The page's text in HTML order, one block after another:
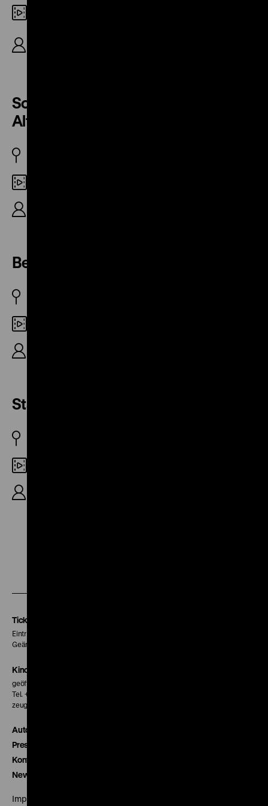
Sozialistische Rekonstruktion von
Altbau-Wohngebieten
Berlin – Hauptstadt der DDR
Stadtlandschaften
Tickets
Eintritt 5 €
Geänderte Preise sind im Programm vermerkt.
Kinokasse
geöffnet 30 Minuten vor Beginn der ersten Vorstellung
Tel. + 49 30 20304-770
zeughauskino@dhm.de
Autor*innen
Presse
Kontakt
Newsletter
Impressum